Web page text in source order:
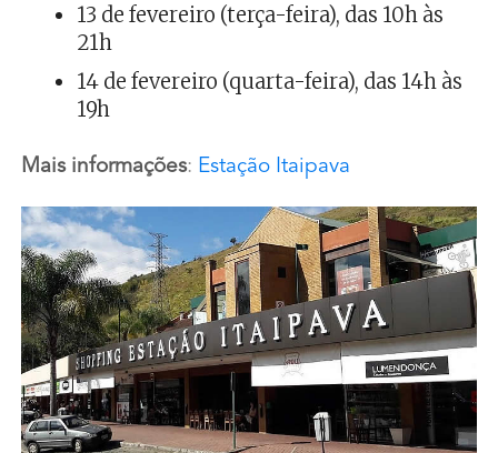
13 de fevereiro (terça-feira), das 10h às
21h
14 de fevereiro (quarta-feira), das 14h às
19h
Mais informações: Estação Itaipava